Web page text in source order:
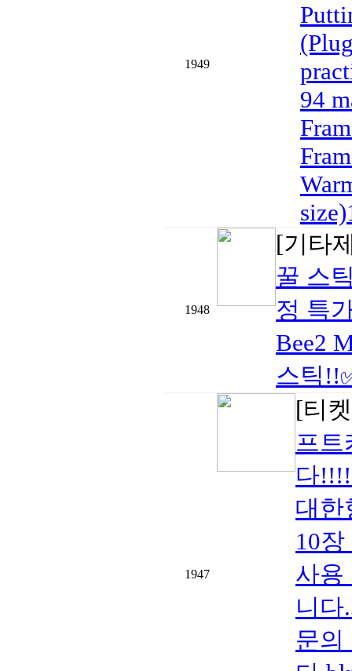
1949
94
1948
[기타
꿀 스
정 특
Bee2
스틱
1947
[티
프트
다
대한
10
사용
니다
문의